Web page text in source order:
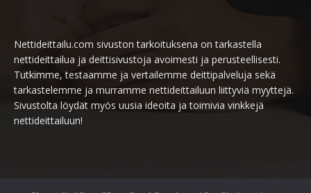
Nettideittailu.com sivuston tarkoituksena on tarkastella
nettideittailua ja deittisivustoja avoimesti ja perusteellisesti.
Tutkimme, testaamme ja vertailemme deittipalveluja sekä
tarkastelemme ja murramme nettideittailuun liittyviä myyttejä.
Sivustolta löydät myös uusia ideoita ja toimivia vinkkejä
nettideittailuun!